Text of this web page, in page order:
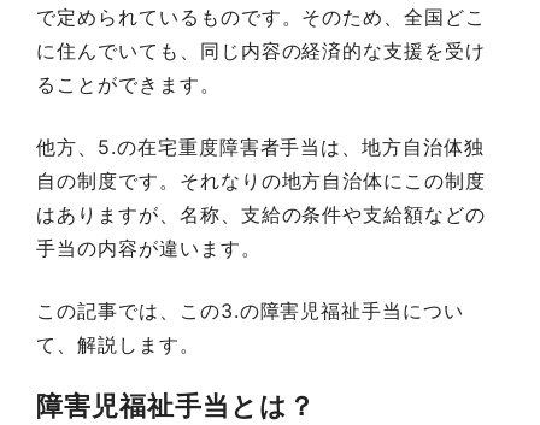
で定められているものです。そのため、全国どこ
に住んでいても、同じ内容の経済的な支援を受け
ることができます。
他方、5.の在宅重度障害者手当は、地方自治体独
自の制度です。それなりの地方自治体にこの制度
はありますが、名称、支給の条件や支給額などの
手当の内容が違います。
この記事では、この3.の障害児福祉手当につい
て、解説します。
障害児福祉手当とは？